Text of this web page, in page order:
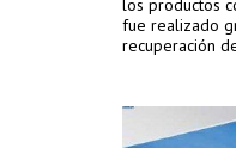
los productos
fue realizado
recuperación